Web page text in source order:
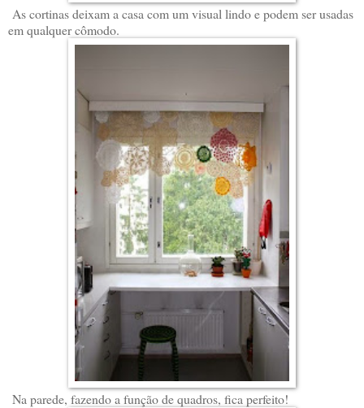
As cortinas deixam a casa com um visual lindo e podem ser usadas
em qualquer cômodo.
Na parede, fazendo a função de quadros, fica perfeito!